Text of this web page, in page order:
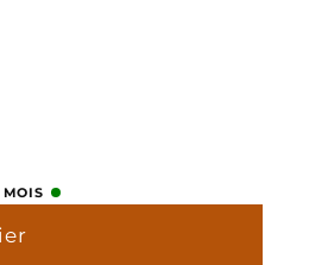
MOIS